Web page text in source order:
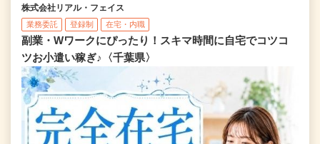
株式会社リアル・フェイス
業務委託 登録制 在宅・内職
副業・Wワークにぴったり！スキマ時間に自宅でコツコ
ツお小遣い稼ぎ♪〈千葉県〉